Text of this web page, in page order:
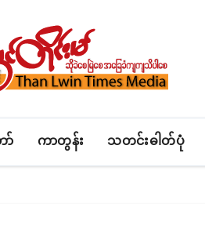
ာ် ကာတွန်း သတင်းဓါတ်ပုံ